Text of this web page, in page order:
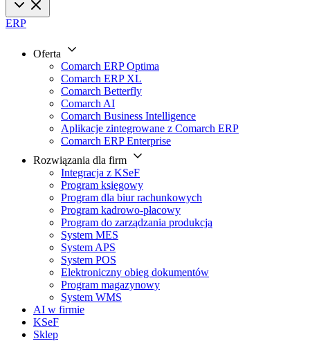
ERP
Oferta
Comarch ERP Optima
Comarch ERP XL
Comarch Betterfly
Comarch AI
Comarch Business Intelligence
Aplikacje zintegrowane z Comarch ERP
Comarch ERP Enterprise
Rozwiązania dla firm
Integracja z KSeF
Program księgowy
Program dla biur rachunkowych
Program kadrowo-płacowy
Program do zarządzania produkcją
System MES
System APS
System POS
Elektroniczny obieg dokumentów
Program magazynowy
System WMS
AI w firmie
KSeF
Sklep